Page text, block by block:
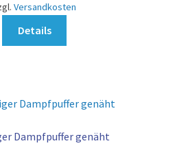
Versandkosten
Details
Dampfpuffer genäht